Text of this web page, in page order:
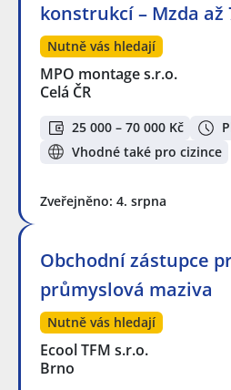
konstrukcí – Mzda až
Nutně vás hledají
MPO montage s.r.o.
Celá ČR
25 000 – 70 000 Kč
Vhodné také pro cizince
Zveřejněno: 4. srpna
Obchodní zástupce
průmyslová maziva
Nutně vás hledají
Ecool TFM s.r.o.
Brno